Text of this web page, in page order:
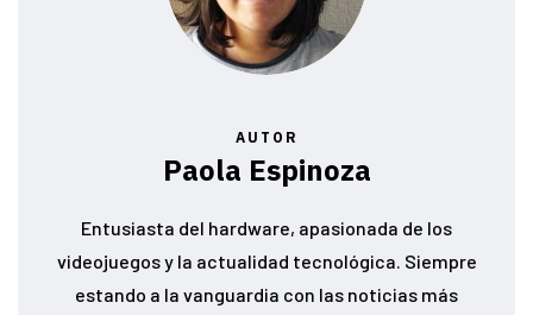
AUTOR
Paola Espinoza
Entusiasta del hardware, apasionada de los
videojuegos y la actualidad tecnológica. Siempre
estando a la vanguardia con las noticias más